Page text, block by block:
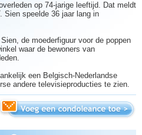
op 74-jarige leeftijd. Dat meldt
Sien speelde 36 jaar lang in
de moederfiguur voor de poppen
waar de bewoners van
een Belgisch-Nederlandse
andere televisieproducties te zien.